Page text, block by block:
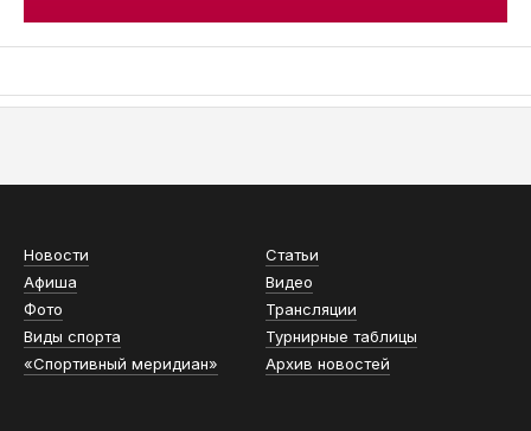
Новости
Статьи
Афиша
Видео
Фото
Трансляции
Виды спорта
Турнирные таблицы
«Спортивный меридиан»
Архив новостей